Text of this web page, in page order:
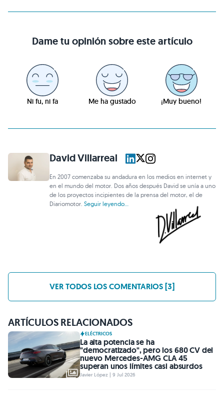
Dame tu opinión sobre este artículo
Ni fu, ni fa Me ha gustado ¡Muy bueno!
David Villarreal
En 2007 comenzaba su andadura en los medios en internet y
en el mundo del motor. Dos años después David se unía a uno
de los proyectos incipientes de la prensa del motor, el de
Diariomotor.Seguir leyendo...
VER TODOS LOS COMENTARIOS [3]
ARTÍCULOS RELACIONADOS
ELÉCTRICOS
La alta potencia se ha
"democratizado", pero los 680 CV del
nuevo Mercedes-AMG CLA 45
superan unos límites casi absurdos
Javier López | 9 Jul 2026